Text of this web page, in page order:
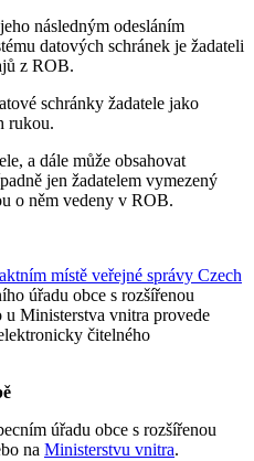
následným odesláním
datových schránek je žadateli
z ROB.
schránky žadatele jako
rukou.
a dále může obsahovat
jen žadatelem vymezený
o něm vedeny v ROB.
místě veřejné správy Czech
úřadu obce s rozšířenou
u Ministerstva vnitra provede
čitelného
úřadu obce s rozšířenou
na Ministerstvu vnitra.